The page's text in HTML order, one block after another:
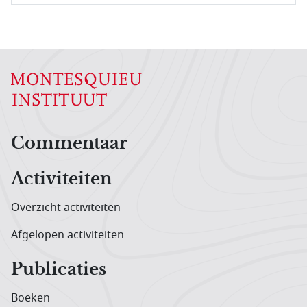
Hoofdnavigatiemenu
Commentaar
Activiteiten
Overzicht activiteiten
Afgelopen activiteiten
Publicaties
Boeken